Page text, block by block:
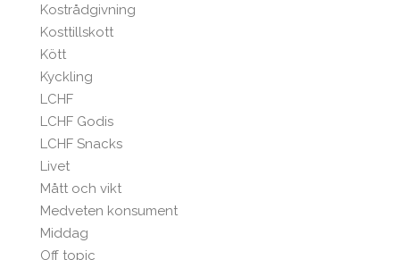
Kostrådgivning
Kosttillskott
Kött
Kyckling
LCHF
LCHF Godis
LCHF Snacks
Livet
Mått och vikt
Medveten konsument
Middag
Off topic